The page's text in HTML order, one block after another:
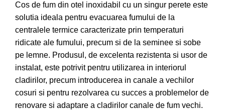
Cos de fum din otel inoxidabil cu un singur perete este
solutia ideala pentru evacuarea fumului de la
centralele termice caracterizate prin temperaturi
ridicate ale fumului, precum si de la seminee si sobe
pe lemne. Produsul, de excelenta rezistenta si usor de
instalat, este potrivit pentru utilizarea in interiorul
cladirilor, precum introducerea in canale a vechilor
cosuri si pentru rezolvarea cu succes a problemelor de
renovare si adaptare a cladirilor canale de fum vechi.